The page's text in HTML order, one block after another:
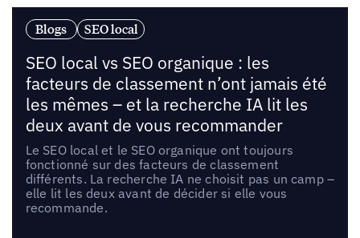
Blogs SEO local
SEO local vs SEO organique : les
facteurs de classement n’ont jamais été
les mêmes – et la recherche IA lit les
deux avant de vous recommander
Le SEO local et le SEO organique ont toujours
fonctionné sur des facteurs de classement
différents. La recherche IA ne choisit pas un camp –
elle lit les deux avant de décider si elle vous
recommande.